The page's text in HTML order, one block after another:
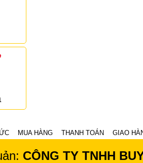
MUA HÀNG THANH TOÁN GIAO
CÔNG TY TNHH